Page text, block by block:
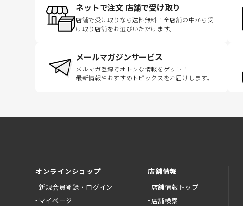
ネットで注文 店舗で受け取り
店舗で受け取りなら送料無料！全店舗の中から受
け取り店舗をお選びいただけます。
メールマガジンサービス
メルマガ登録でオトクな情報をゲット！
最新情報やおすすめトピックスをお届けします。
オンラインショップ
新規会員登録・ログイン
マイページ
店舗情報
店舗情報トップ
店舗検索